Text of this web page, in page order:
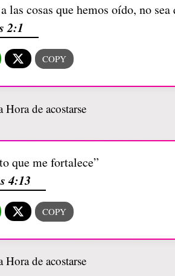
cosas que hemos oído, no sea
2:1
que me fortalece”
4:13